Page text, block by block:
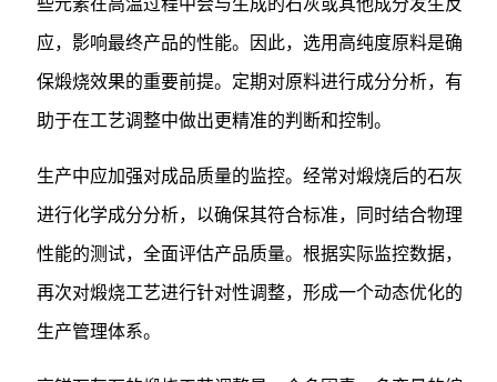
应，影响最终产品的性能。因此，选用高纯度原料是确
保煅烧效果的重要前提。定期对原料进行成分分析，有
助于在工艺调整中做出更精准的判断和控制。
生产中应加强对成品质量的监控。经常对煅烧后的石灰
进行化学成分分析，以确保其符合标准，同时结合物理
性能的测试，全面评估产品质量。根据实际监控数据，
再次对煅烧工艺进行针对性调整，形成一个动态优化的
生产管理体系。